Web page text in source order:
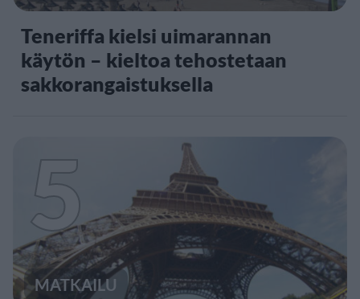
Teneriffa kielsi uimarannan
käytön – kieltoa tehostetaan
sakkorangaistuksella
5
MATKAILU